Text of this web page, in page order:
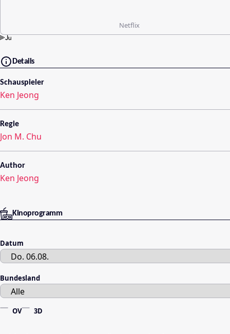
Netflix
Details
Schauspieler
Ken Jeong
Regie
Jon M. Chu
Author
Ken Jeong
Kinoprogramm
Datum
Bundesland
OV 3D